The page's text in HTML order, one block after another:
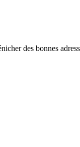
des bonnes